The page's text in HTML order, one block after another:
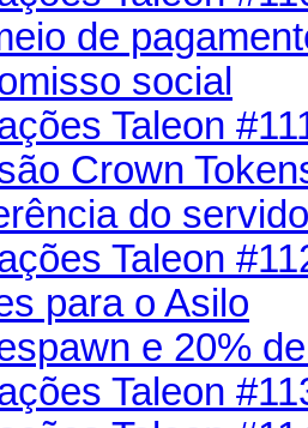
de
social
Taleon
Crown
do
Taleon
para o Asilo
e 20%
Taleon